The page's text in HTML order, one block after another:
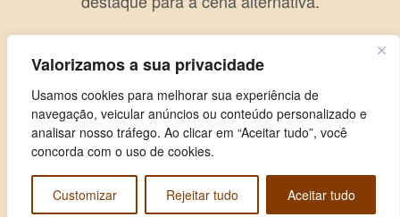
Valorizamos a sua privacidade
Usamos cookies para melhorar sua experiência de
navegação, veicular anúncios ou conteúdo personalizado e
analisar nosso tráfego. Ao clicar em “Aceitar tudo”, você
concorda com o uso de cookies.
Customizar Rejeitar tudo Aceitar tudo
Copyright © 2026 Aldeia Nagô. Todos os direitos reservados.